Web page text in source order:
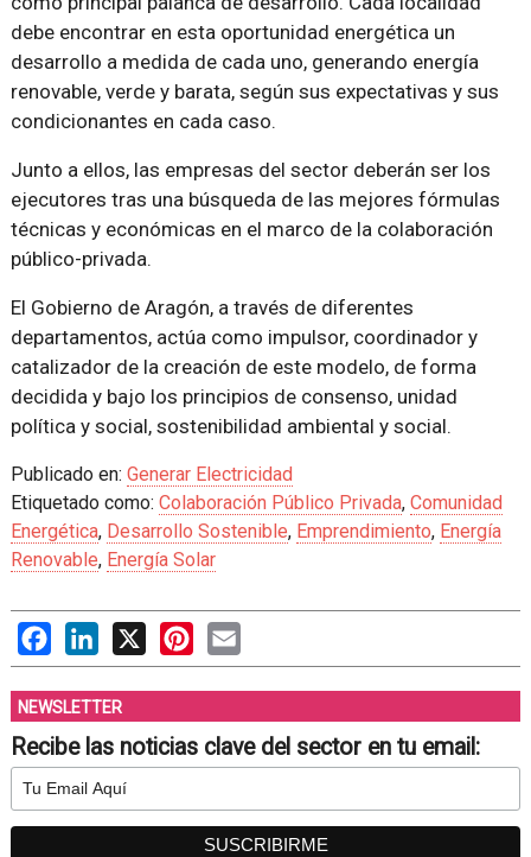
debe encontrar en esta oportunidad energética un
desarrollo a medida de cada uno, generando energía
renovable, verde y barata, según sus expectativas y sus
condicionantes en cada caso.
Junto a ellos, las empresas del sector deberán ser los
ejecutores tras una búsqueda de las mejores fórmulas
técnicas y económicas en el marco de la colaboración
público-privada.
El Gobierno de Aragón, a través de diferentes
departamentos, actúa como impulsor, coordinador y
catalizador de la creación de este modelo, de forma
decidida y bajo los principios de consenso, unidad
política y social, sostenibilidad ambiental y social.
Publicado en: Generar Electricidad
Etiquetado como: Colaboración Público Privada, Comunidad
Energética, Desarrollo Sostenible, Emprendimiento, Energía
Renovable, Energía Solar
FacebookLinkedIn
X PinterestEmail
NEWSLETTER
Recibe las noticias clave del sector en tu email: